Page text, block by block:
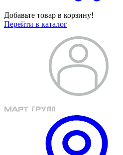
Добавьте товар в корзину!
Перейти в каталог